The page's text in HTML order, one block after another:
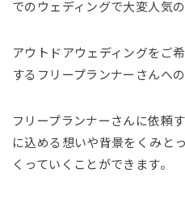
でのウェディングで大変人気
アウトドアウェディングをご
するフリープランナーさんへ
フリープランナーさんに依頼
に込める想いや背景をくみと
くっていくことができます。